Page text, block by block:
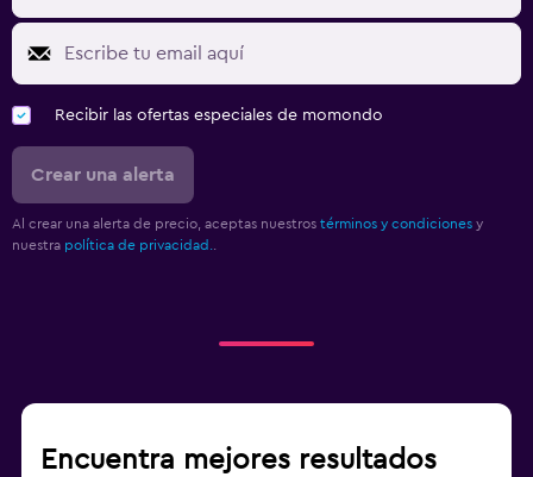
Recibir las ofertas especiales de momondo
Crear una alerta
Al crear una alerta de precio, aceptas nuestros términos y condiciones y
nuestra política de privacidad..
Encuentra mejores resultados